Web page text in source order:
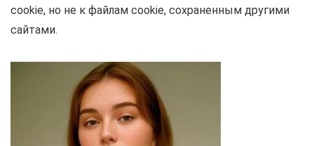
cookie, но не к файлам cookie, сохраненным другими
сайтами.